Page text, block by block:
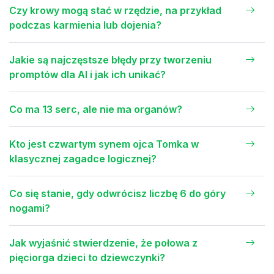
Czy krowy mogą stać w rzędzie, na przykład
podczas karmienia lub dojenia?
Jakie są najczęstsze błędy przy tworzeniu
promptów dla AI i jak ich unikać?
Co ma 13 serc, ale nie ma organów?
Kto jest czwartym synem ojca Tomka w
klasycznej zagadce logicznej?
Co się stanie, gdy odwrócisz liczbę 6 do góry
nogami?
Jak wyjaśnić stwierdzenie, że połowa z
pięciorga dzieci to dziewczynki?